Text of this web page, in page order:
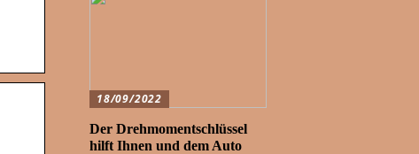
18/09/2022
Der Drehmomentschlüssel
hilft Ihnen und dem Auto